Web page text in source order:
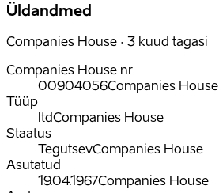
Üldandmed
Companies House · 3 kuud tagasi
Companies House nr
00904056Companies House
Tüüp
ltdCompanies House
Staatus
TegutsevCompanies House
Asutatud
19.04.1967Companies House